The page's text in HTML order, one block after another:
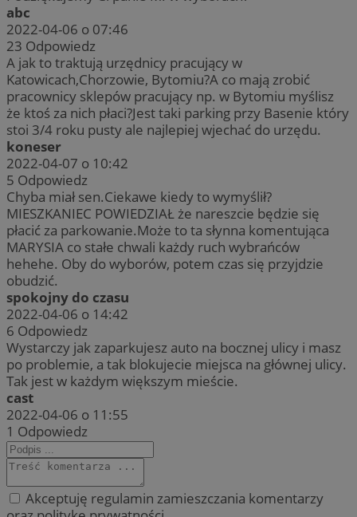
abc
2022-04-06 o 07:46
23 Odpowiedz
A jak to traktują urzędnicy pracujący w
Katowicach,Chorzowie, Bytomiu?A co mają zrobić
pracownicy sklepów pracujący np. w Bytomiu myślisz
że ktoś za nich płaci?Jest taki parking przy Basenie który
stoi 3/4 roku pusty ale najlepiej wjechać do urzędu.
koneser
2022-04-07 o 10:42
5 Odpowiedz
Chyba miał sen.Ciekawe kiedy to wymyślił?
MIESZKANIEC POWIEDZIAŁ że nareszcie będzie się
płacić za parkowanie.Może to ta słynna komentująca
MARYSIA co stałe chwali każdy ruch wybrańców
hehehe. Oby do wyborów, potem czas się przyjdzie
obudzić.
spokojny do czasu
2022-04-06 o 14:42
6 Odpowiedz
Wystarczy jak zaparkujesz auto na bocznej ulicy i masz
po problemie, a tak blokujecie miejsca na głównej ulicy.
Tak jest w każdym większym mieście.
cast
2022-04-06 o 11:55
1 Odpowiedz
Akceptuję regulamin zamieszczania komentarzy